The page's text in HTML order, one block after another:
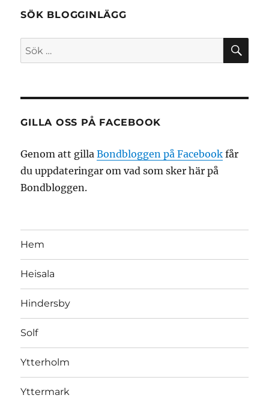
SÖK BLOGGINLÄGG
Sök
efter:
GILLA OSS PÅ FACEBOOK
Genom att gillaBondbloggen på Facebook får
du uppdateringar om vad som sker här på
Bondbloggen.
Hem
Heisala
Hindersby
Solf
Ytterholm
Yttermark